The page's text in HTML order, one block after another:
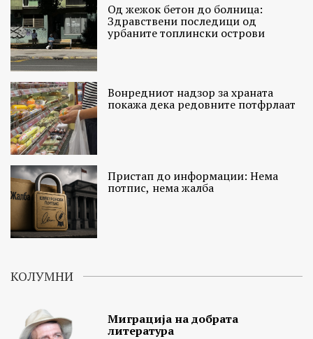
Од жежок бетон до болница:
Здравствени последици од
урбаните топлински острови
Вонредниот надзор за храната
покажа дека редовните потфрлаат
Пристап до информации: Нема
потпис, нема жалба
КОЛУМНИ
Миграција на добрата
литература